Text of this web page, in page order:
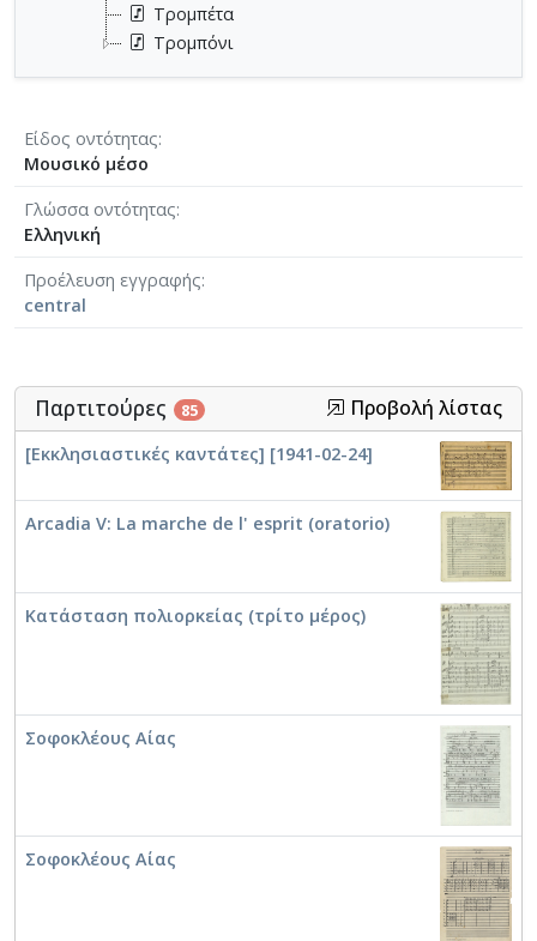
Τρομπέτα
Τρομπόνι
Είδος οντότητας
Μουσικό μέσο
Γλώσσα οντότητας
Ελληνική
Προέλευση εγγραφής
central
Παρτιτούρες 85 Προβολή λίστας
[Εκκλησιαστικές καντάτες] [1941-02-24]
Arcadia V: La marche de l' esprit (oratorio)
Κατάσταση πολιορκείας (τρίτο μέρος)
Σοφοκλέους Αίας
Σοφοκλέους Αίας